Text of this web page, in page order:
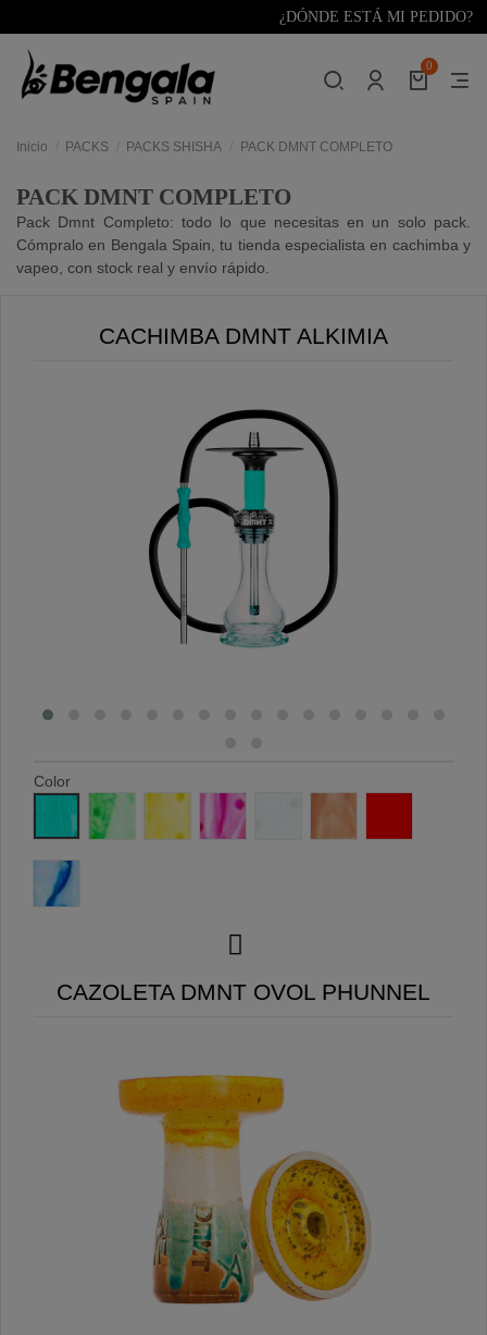
¿DÓNDE ESTÁ MI PEDIDO?
0
Inicio PACKS PACKS SHISHA PACK DMNT COMPLETO
PACK DMNT COMPLETO
Pack Dmnt Completo: todo lo que necesitas en un solo pack.
Cómpralo en Bengala Spain, tu tienda especialista en cachimba y
vapeo, con stock real y envío rápido.
CACHIMBA DMNT ALKIMIA
Color
CAZOLETA DMNT OVOL PHUNNEL